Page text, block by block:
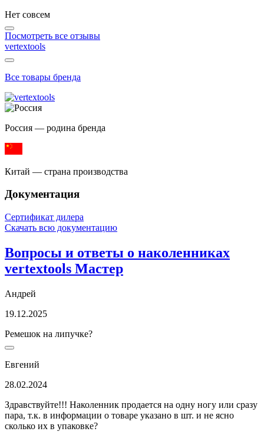
Нет совсем
Посмотреть все отзывы
vertextools
Все товары бренда
Россия — родина бренда
Китай — страна производства
Документация
Сертификат дилера
Скачать всю документацию
Вопросы и ответы о наколенниках
vertextools Мастер
Андрей
19.12.2025
Ремешок на липучке?
Евгений
28.02.2024
Здравствуйте!!! Наколенник продается на одну ногу или сразу
пара, т.к. в информации о товаре указано в шт. и не ясно
сколько их в упаковке?